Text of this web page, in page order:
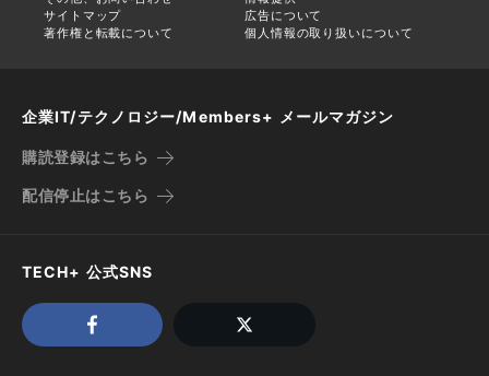
サイトマップ
広告について
著作権と転載について
個人情報の取り扱いについて
企業IT/テクノロジー/Members+ メールマガジン
購読登録はこちら
配信停止はこちら
TECH+ 公式SNS